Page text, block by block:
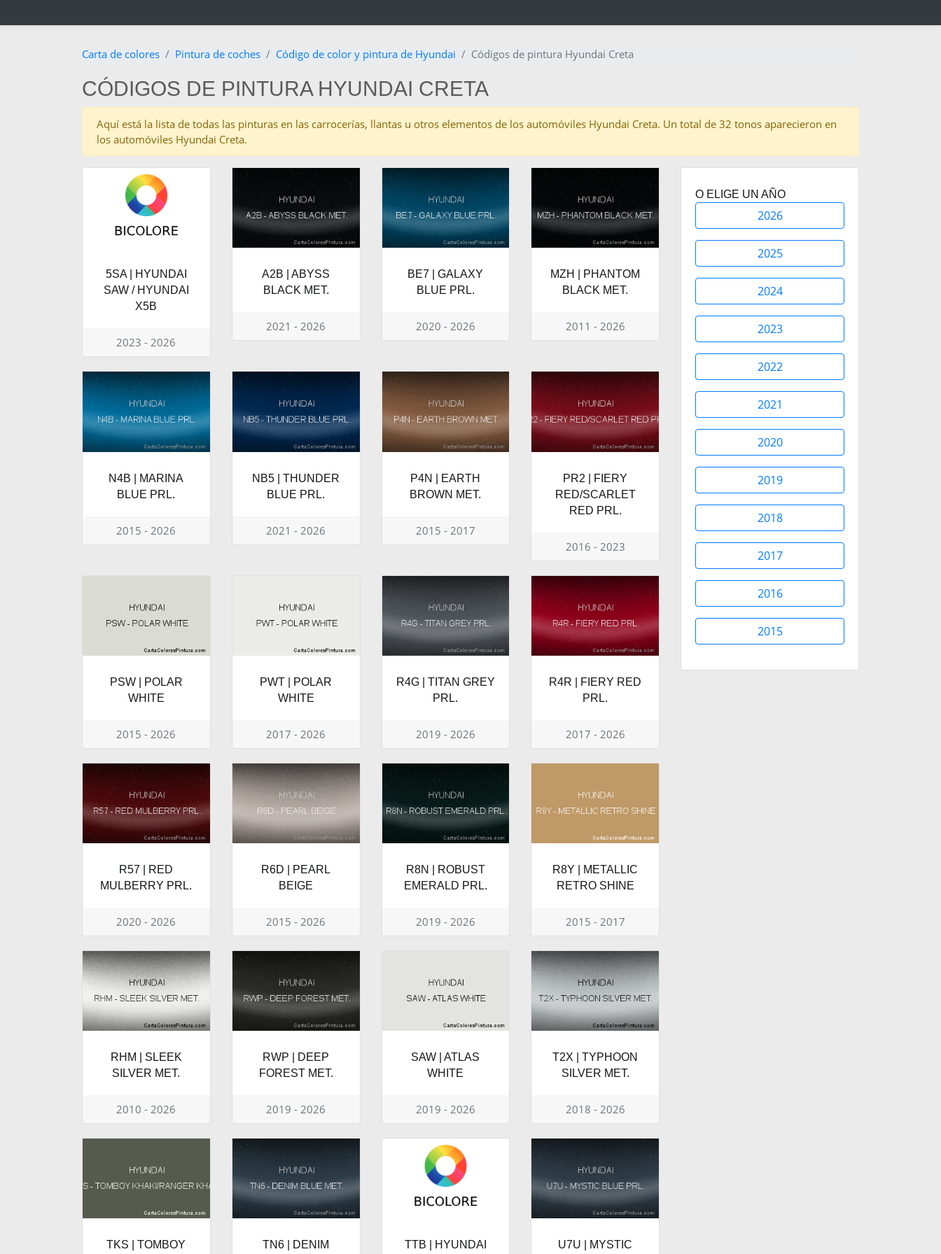
Carta de colores Pintura de coches Código de color y pintura de Hyundai Códigos de pintura Hyundai Creta
CÓDIGOS DE PINTURA HYUNDAI CRETA
Aquí está la lista de todas las pinturas en las carrocerías, llantas u otros elementos de los automóviles Hyundai Creta. Un total de 32 tonos aparecieron en
los automóviles Hyundai Creta.
5SA | HYUNDAI
SAW / HYUNDAI
X5B
2023 - 2026
A2B | ABYSS
BLACK MET.
2021 - 2026
BE7 | GALAXY
BLUE PRL.
2020 - 2026
MZH | PHANTOM
BLACK MET.
2011 - 2026
N4B | MARINA
BLUE PRL.
2015 - 2026
NB5 | THUNDER
BLUE PRL.
2021 - 2026
P4N | EARTH
BROWN MET.
2015 - 2017
PR2 | FIERY
RED/SCARLET
RED PRL.
2016 - 2023
PSW | POLAR
WHITE
2015 - 2026
PWT | POLAR
WHITE
2017 - 2026
R4G | TITAN GREY
PRL.
2019 - 2026
R4R | FIERY RED
PRL.
2017 - 2026
R57 | RED
MULBERRY PRL.
2020 - 2026
R6D | PEARL
BEIGE
2015 - 2026
R8N | ROBUST
EMERALD PRL.
2019 - 2026
R8Y | METALLIC
RETRO SHINE
2015 - 2017
RHM | SLEEK
SILVER MET.
2010 - 2026
RWP | DEEP
FOREST MET.
2019 - 2026
SAW | ATLAS
WHITE
2019 - 2026
T2X | TYPHOON
SILVER MET.
2018 - 2026
TKS | TOMBOY TN6 | DENIM TTB | HYUNDAI U7U | MYSTIC
O ELIGE UN AÑO
2026
2025
2024
2023
2022
2021
2020
2019
2018
2017
2016
2015